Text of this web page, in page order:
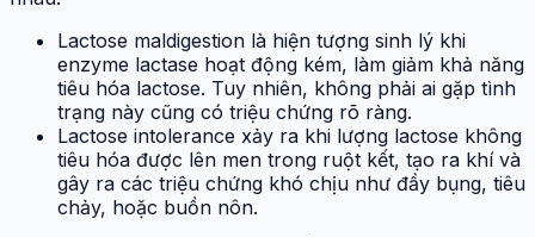
Lactose maldigestion là hiện tượng sinh lý khi
enzyme lactase hoạt động kém, làm giảm khả năng
tiêu hóa lactose. Tuy nhiên, không phải ai gặp tình
trạng này cũng có triệu chứng rõ ràng.
Lactose intolerance xảy ra khi lượng lactose không
tiêu hóa được lên men trong ruột kết, tạo ra khí và
gây ra các triệu chứng khó chịu như đầy bụng, tiêu
chảy, hoặc buồn nôn.